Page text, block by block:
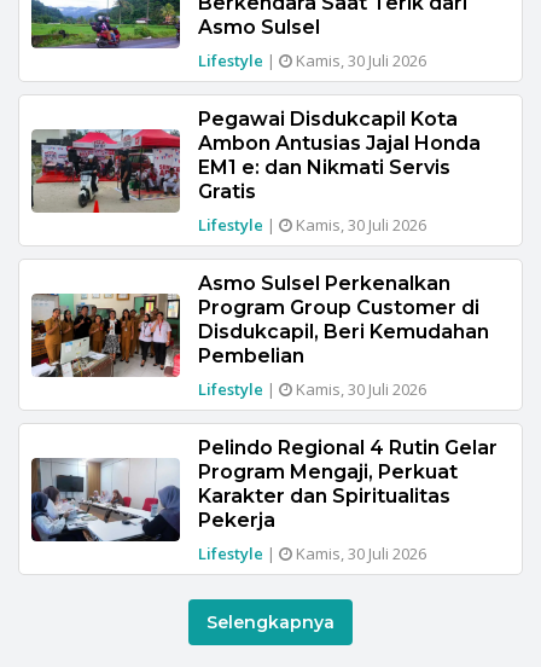
Asmo Sulsel
Lifestyle | Kamis, 30 Juli 2026
Pegawai Disdukcapil Kota
Ambon Antusias Jajal Honda
EM1 e: dan Nikmati Servis
Gratis
Lifestyle | Kamis, 30 Juli 2026
Asmo Sulsel Perkenalkan
Program Group Customer di
Disdukcapil, Beri Kemudahan
Pembelian
Lifestyle | Kamis, 30 Juli 2026
Pelindo Regional 4 Rutin Gelar
Program Mengaji, Perkuat
Karakter dan Spiritualitas
Pekerja
Lifestyle | Kamis, 30 Juli 2026
Selengkapnya